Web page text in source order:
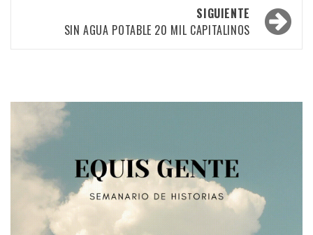
entradas
SIGUIENTE
SIN AGUA POTABLE 20 MIL CAPITALINOS